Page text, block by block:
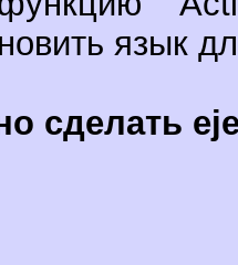
язык
сделать